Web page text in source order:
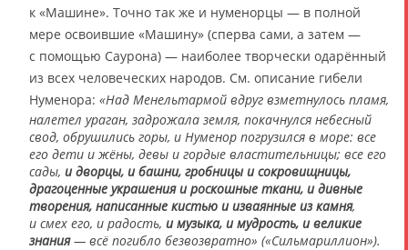
к «Машине». Точно так же и нуменорцы — в полной
мере освоившие «Машину» (сперва сами, а затем ―
с помощью Саурона) — наиболее творчески одарённый
из всех человеческих народов. См. описание гибели
Нуменора: «Над Менельтармой вдруг взметнулось пламя,
налетел ураган, задрожала земля, покачнулся небесный
свод, обрушились горы, и Нуменор погрузился в море: все
его дети и жёны, девы и гордые властительницы; все его
сады, и дворцы, и башни, гробницы и сокровищницы,
драгоценные украшения и роскошные ткани, и дивные
творения, написанные кистью и изваянные из камня,
и смех его, и радость, и музыка, и мудрость, и великие
знания— всё погибло безвозвратно» («Сильмариллион»).